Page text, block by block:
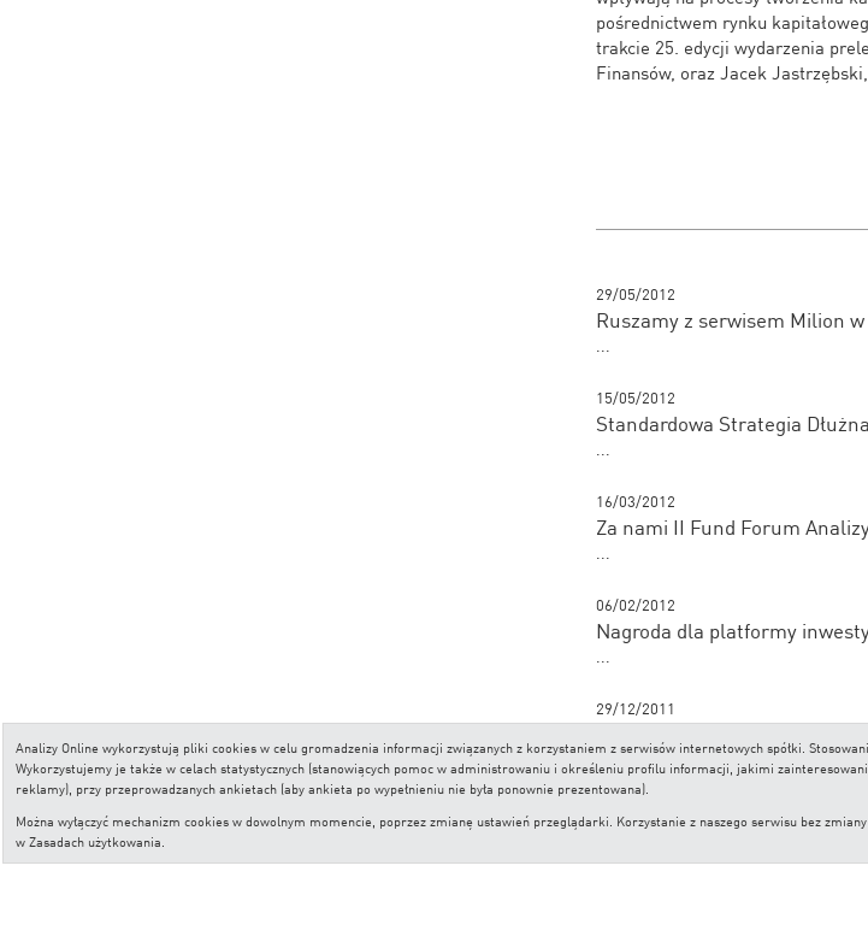
pośrednictwem rynku
trakcie 25. edycji wydarzenia
Finansów, oraz Jacek
29/05/2012
Ruszamy z serwisem Milion
...
15/05/2012
Standardowa Strategia
...
16/03/2012
Za nami II Fund Forum
...
06/02/2012
Nagroda dla platformy
...
29/12/2011
...
Analizy Online wykorzystują pliki cookies w celu gromadzenia informacji związanych z korzystaniem z serwisów internetowych spółki.
Wykorzystujemy je także w celach statystycznych (stanowiących pomoc w administrowaniu i określeniu profilu informacji, jakimi
reklamy), przy przeprowadzanych ankietach (aby ankieta po wypełnieniu nie była ponownie prezentowana).
Można wyłączyć mechanizm cookies w dowolnym momencie, poprzez zmianę ustawień przeglądarki. Korzystanie z naszego serwisu bez
wZasadach użytkowania